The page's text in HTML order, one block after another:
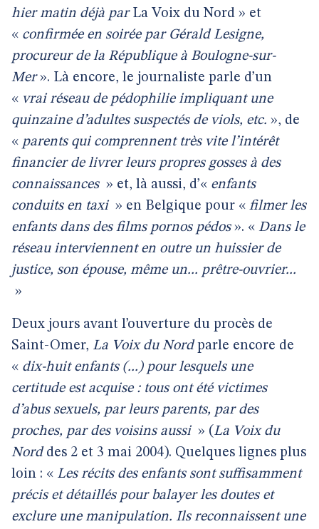
hier matin déjà parLa Voix du Nord » et
« confirmée en soirée par Gérald Lesigne,
procureur de la République à Boulogne-sur-
Mer». Là encore, le journaliste parle d’un
« vrai réseau de pédophilie impliquant une
quinzaine d’adultes suspectés de viols, etc. », de
« parents qui comprennent très vite l’intérêt
financier de livrer leurs propres gosses à des
connaissances » et, là aussi, d’« enfants
conduits en taxi » en Belgique pour « filmer les
enfants dans des films pornos pédos». « Dans le
réseau interviennent en outre un huissier de
justice, son épouse, même un... prêtre-ouvrier...
»
Deux jours avant l’ouverture du procès de
Saint-Omer, La Voix du Nordparle encore de
« dix-huit enfants (...) pour lesquels une
certitude est acquise : tous ont été victimes
d’abus sexuels, par leurs parents, par des
proches, par des voisins aussi » (La Voix du
Norddes 2 et 3 mai 2004). Quelques lignes plus
loin : « Les récits des enfants sont suffisamment
précis et détaillés pour balayer les doutes et
exclure une manipulation. Ils reconnaissent une